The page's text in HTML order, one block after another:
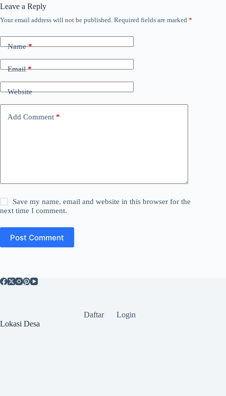
Leave a Reply
Your email address will not be published. Required fields are marked *
Name*
Email*
Website
Add Comment *
Save my name, email and website in this browser for the
next time I comment.
Post Comment
Daftar
Login
Lokasi Desa